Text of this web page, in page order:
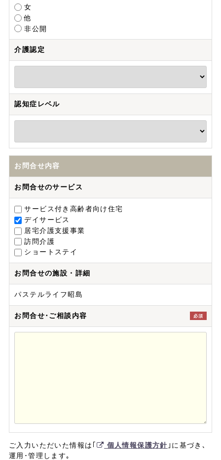
女
他
非公開
介護認定
認知症レベル
お問合せ内容
お問合せのサービス
サービス付き高齢者向け住宅
デイサービス
居宅介護支援事業
訪問介護
ショートステイ
お問合せの施設・詳細
パステルライフ昭島
お問合せ･ご相談内容 必須
ご入力いただいた情報は｢ 個人情報保護方針 ｣に基づき､
運用･管理します｡